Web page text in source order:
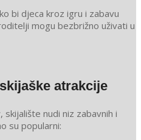
bi djeca kroz igru i zabavu
mogu bezbrižno uživati u
atrakcije
nudi niz zabavnih i
su popularni: